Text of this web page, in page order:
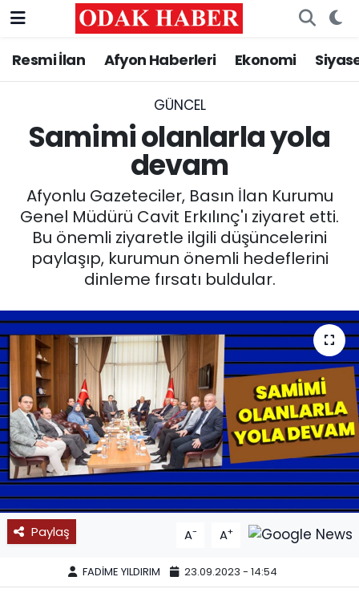
Resmi İlan Afyon Haberleri Ekonomi
GÜNCEL
Samimi olanlarla yola
devam
Afyonlu Gazeteciler, Basın İlan Kurumu
Genel Müdürü Cavit Erkılınç'ı ziyaret etti.
Bu önemli ziyaretle ilgili düşüncelerini
paylaşıp, kurumun önemli hedeflerini
dinleme fırsatı buldular.
Paylaş A- A+
FADİME YILDIRIM 23.09.2023 - 14:54
AFYONKARAHİSAR HABERLERİ
ASAYİŞ
SİYASET
EĞİTİM
MAGAZİN
SAĞLIK
SPOR
11:11 MANŞET
Nöbetçi Eczaneler
Trafik Durumu
Süper Lig Puan Durumu ve Fikstür
Tüm Manşetler
Son Dakika Haberleri
Haber Arşivi